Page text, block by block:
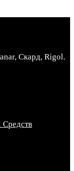
Скард, Rigol.
Средств